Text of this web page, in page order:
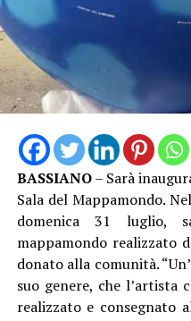
BASSIANO– Sarà
Sala del Mappamondo.
domenica 31 luglio,
mappamondo realizzato
donato alla comunità.
suo genere, che l’artista
realizzato e consegnato